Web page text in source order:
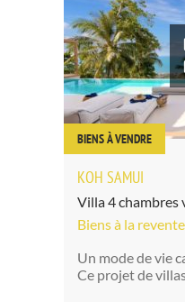
BIENS À VENDRE
KOH SAMUI
Villa 4 chambres
Biens à la revente
Un mode de vie
Ce projet de